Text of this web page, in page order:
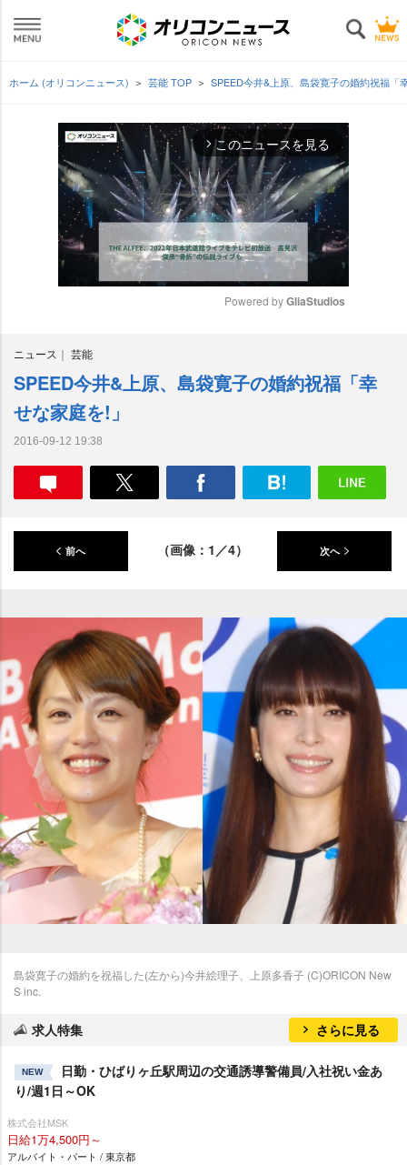
ホーム (オリコンニュース) 芸能 TOP SPEED今井&上原、島袋寛子の婚約祝福「
arrow_forward_ios このニュースを見る
e
Powered by GliaStudios
ニュース 芸能
SPEED今井&上原、島袋寛子の婚約祝福「幸
せな家庭を!」
2016-09-12 19:38
前へ （画像：1／4） 次へ
島袋寛子の婚約を祝福した(左から)今井絵理子、上原多香子 (C)ORICON New
S inc.
求人特集 さらに見る
NEW
日勤・ひばりヶ丘駅周辺の交通誘導警備員/入社祝い金あ
り/週1日～OK
株式会社MSK
日給1万4,500円～
アルバイト・パート / 東京都